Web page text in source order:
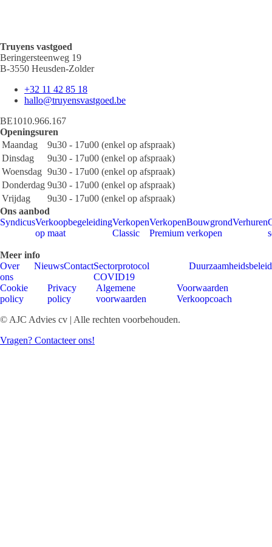
Truyens vastgoed
Beringersteenweg 19
B-3550 Heusden-Zolder
+32 11 42 85 18
hallo@truyensvastgoed.be
BE1010.966.167
Openingsuren
Maandag
9u30 - 17u00 (enkel op afspraak)
Dinsdag
9u30 - 17u00 (enkel op afspraak)
Woensdag 9u30 - 17u00 (enkel op afspraak)
Donderdag 9u30 - 17u00 (enkel op afspraak)
Vrijdag
9u30 - 17u00 (enkel op afspraak)
Ons aanbod
SyndicusVerkoopbegeleiding
op maat
Verkopen
Classic
Verkopen
Premium
Bouwgrond
verkopen
Verhuren
Meer info
Over
ons
NieuwsContactSectorprotocol
COVID19
Duurzaamheidsbeleid
Cookie
policy
Privacy
policy
Algemene
voorwaarden
Voorwaarden
Verkoopcoach
© AJC Advies cv | Alle rechten voorbehouden.
Vragen? Contacteer ons!